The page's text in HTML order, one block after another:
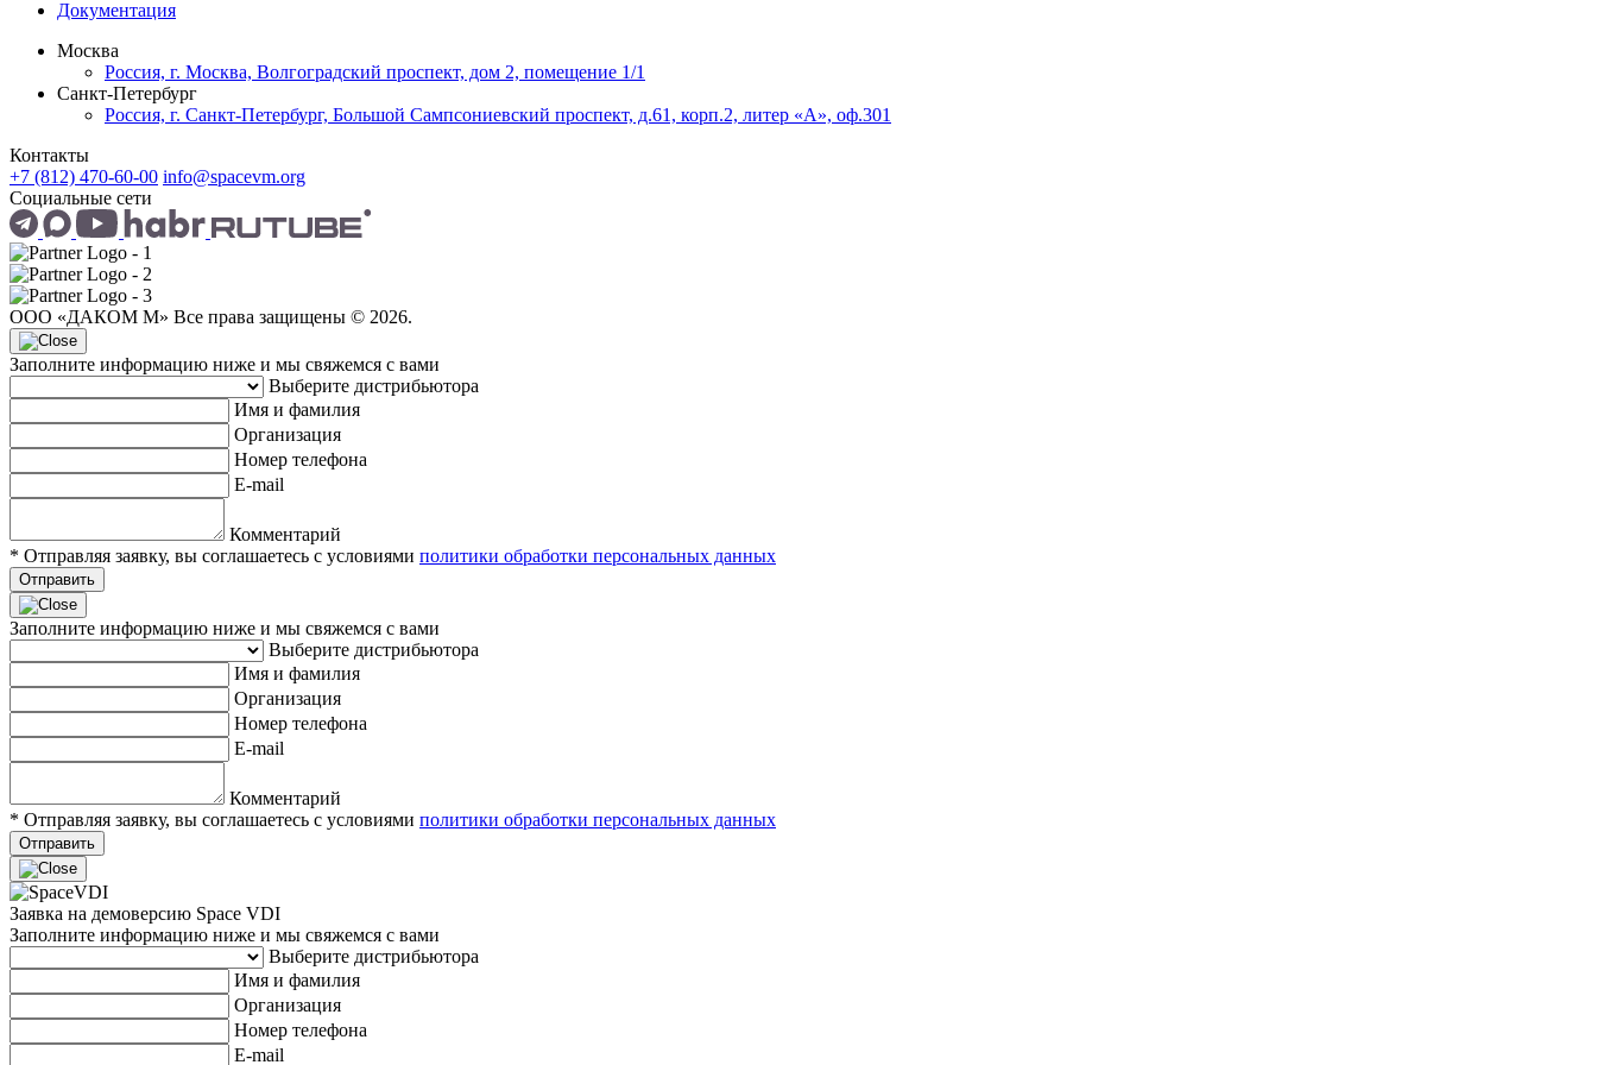
Документация
Москва
Россия, г. Москва, Волгоградский проспект, дом 2, помещение 1/1
Санкт-Петербург
Россия, г. Санкт-Петербург, Большой Сампсониевский проспект, д.61, корп.2, литер «А», оф.301
Контакты
+7 (812) 470-60-00 info@spacevm.org
Социальные сети
ООО «ДАКОМ М» Все права защищены © 2026.
Заполните информацию ниже и мы свяжемся с вами
Выберите дистрибьютора
Имя и фамилия
Организация
Номер телефона
E-mail
Комментарий
* Отправляя заявку, вы соглашаетесь с условиями политики обработки персональных данных
Отправить
Заполните информацию ниже и мы свяжемся с вами
Выберите дистрибьютора
Имя и фамилия
Организация
Номер телефона
E-mail
Комментарий
* Отправляя заявку, вы соглашаетесь с условиями политики обработки персональных данных
Отправить
Заявка на демоверсию Space VDI
Заполните информацию ниже и мы свяжемся с вами
Выберите дистрибьютора
Имя и фамилия
Организация
Номер телефона
E-mail